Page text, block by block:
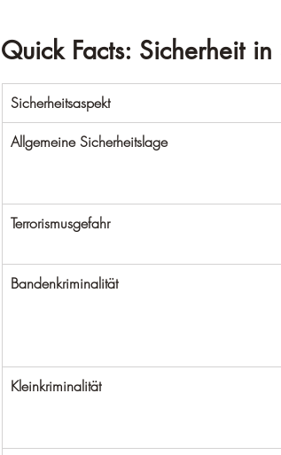
Quick Facts: Sicherheit
Sicherheitsaspekt
Allgemeine Sicherheitslage
Terrorismusgefahr
Bandenkriminalität
Kleinkriminalität